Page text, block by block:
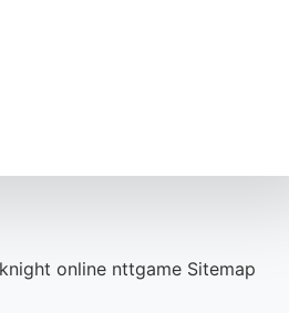
knight online nttgame Sitemap